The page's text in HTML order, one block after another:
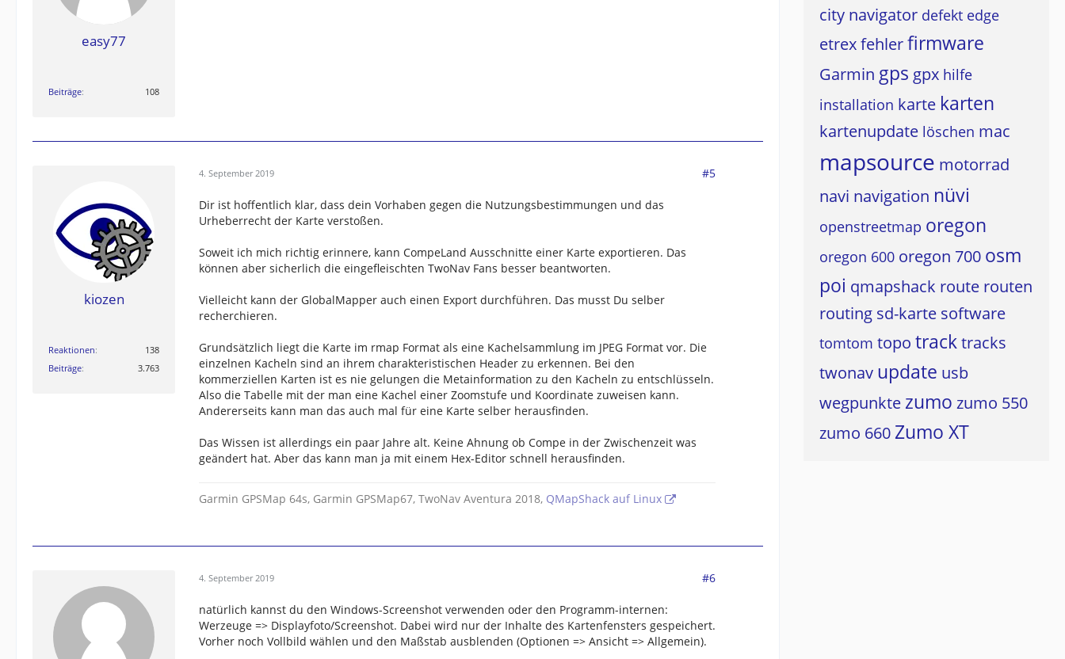
easy77
Beiträge 108
kiozen
Reaktionen
138
Beiträge
3.763
4. September 2019 #5
Dir ist hoffentlich klar, dass dein Vorhaben gegen die Nutzungsbestimmungen und das
Urheberrecht der Karte verstoßen.
Soweit ich mich richtig erinnere, kann CompeLand Ausschnitte einer Karte exportieren. Das
können aber sicherlich die eingefleischten TwoNav Fans besser beantworten.
Vielleicht kann der GlobalMapper auch einen Export durchführen. Das musst Du selber
recherchieren.
Grundsätzlich liegt die Karte im rmap Format als eine Kachelsammlung im JPEG Format vor. Die
einzelnen Kacheln sind an ihrem charakteristischen Header zu erkennen. Bei den
kommerziellen Karten ist es nie gelungen die Metainformation zu den Kacheln zu entschlüsseln.
Also die Tabelle mit der man eine Kachel einer Zoomstufe und Koordinate zuweisen kann.
Andererseits kann man das auch mal für eine Karte selber herausfinden.
Das Wissen ist allerdings ein paar Jahre alt. Keine Ahnung ob Compe in der Zwischenzeit was
geändert hat. Aber das kann man ja mit einem Hex-Editor schnell herausfinden.
Garmin GPSMap 64s, Garmin GPSMap67, TwoNav Aventura 2018, QMapShack auf Linux
4. September 2019 #6
natürlich kannst du den Windows-Screenshot verwenden oder den Programm-internen:
Werzeuge => Displayfoto/Screenshot. Dabei wird nur der Inhalte des Kartenfensters gespeichert.
Vorher noch Vollbild wählen und den Maßstab ausblenden (Optionen => Ansicht => Allgemein).
city navigator defekt edge
etrexfehlerfirmware
Garmin gps gpx hilfe
installation karte karten
kartenupdate löschen mac
mapsource motorrad
navi navigation nüvi
openstreetmap oregon
oregon 600 oregon 700 osm
poi qmapshack route routen
routing sd-karte software
tomtom topo tracktracks
twonav update usb
wegpunkte zumo zumo 550
zumo 660 Zumo XT